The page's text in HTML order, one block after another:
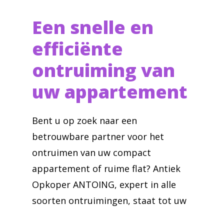
Een snelle en
efficiënte
ontruiming van
uw appartement
Bent u op zoek naar een
betrouwbare partner voor het
ontruimen van uw compact
appartement of ruime flat? Antiek
Opkoper ANTOING, expert in alle
soorten ontruimingen, staat tot uw